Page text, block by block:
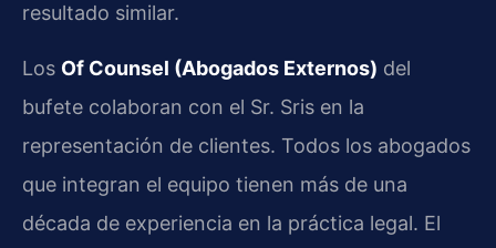
resultado similar.
Los Of Counsel (Abogados Externos) del
bufete colaboran con el Sr. Sris en la
representación de clientes. Todos los abogados
que integran el equipo tienen más de una
década de experiencia en la práctica legal. El